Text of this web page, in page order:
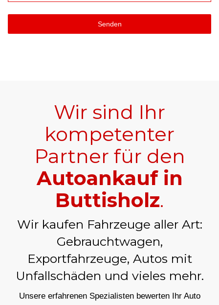
Senden
Wir sind Ihr
kompetenter
Partner für den
Autoankauf in
Buttisholz.
Wir kaufen Fahrzeuge aller Art:
Gebrauchtwagen,
Exportfahrzeuge, Autos mit
Unfallschäden und vieles mehr.
Unsere erfahrenen Spezialisten bewerten Ihr Auto